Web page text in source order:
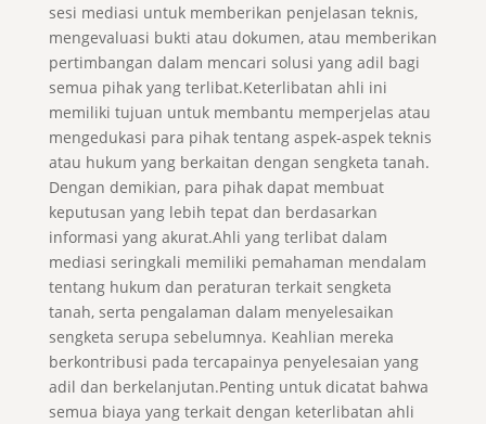
sesi mediasi untuk memberikan penjelasan teknis,
mengevaluasi bukti atau dokumen, atau memberikan
pertimbangan dalam mencari solusi yang adil bagi
semua pihak yang terlibat.Keterlibatan ahli ini
memiliki tujuan untuk membantu memperjelas atau
mengedukasi para pihak tentang aspek-aspek teknis
atau hukum yang berkaitan dengan sengketa tanah.
Dengan demikian, para pihak dapat membuat
keputusan yang lebih tepat dan berdasarkan
informasi yang akurat.Ahli yang terlibat dalam
mediasi seringkali memiliki pemahaman mendalam
tentang hukum dan peraturan terkait sengketa
tanah, serta pengalaman dalam menyelesaikan
sengketa serupa sebelumnya. Keahlian mereka
berkontribusi pada tercapainya penyelesaian yang
adil dan berkelanjutan.Penting untuk dicatat bahwa
semua biaya yang terkait dengan keterlibatan ahli